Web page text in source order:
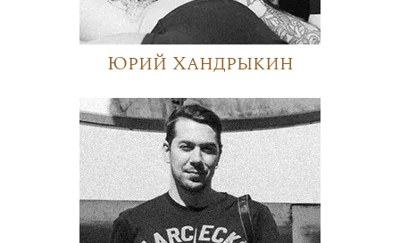
Юрий Хандрыкин